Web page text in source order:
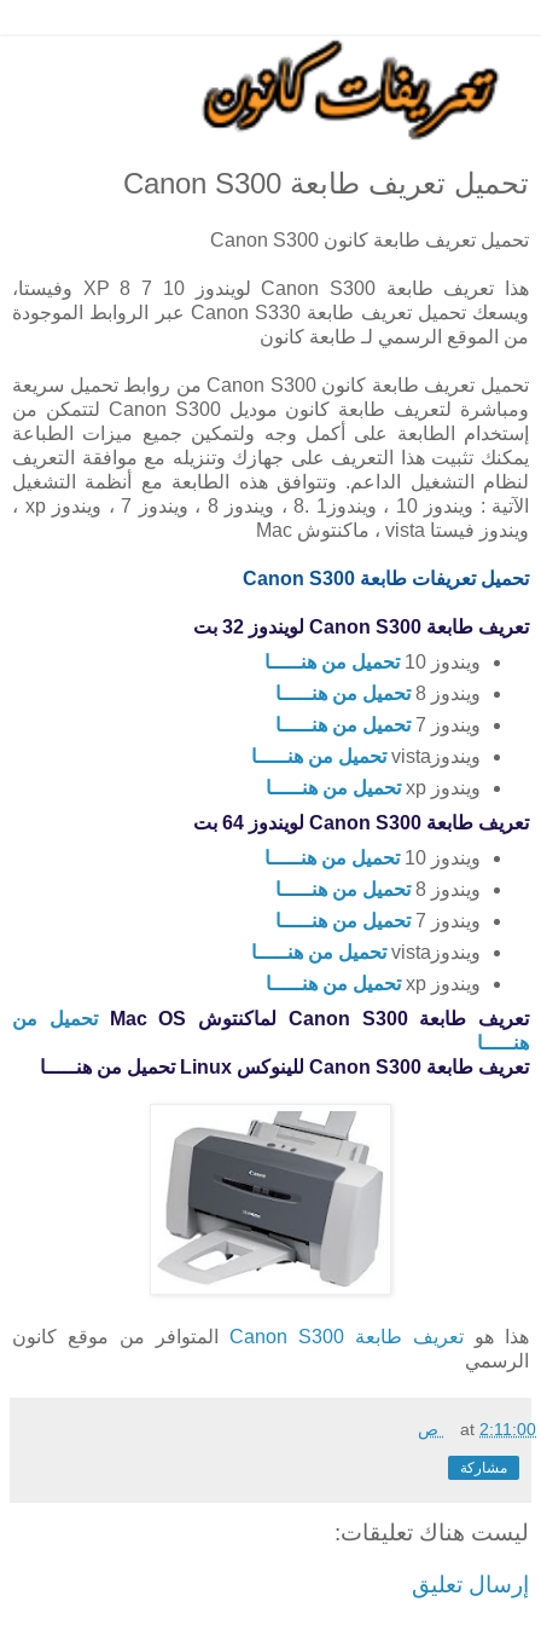
تحميل تعريف طابعة Canon S300
تحميل تعريف طابعة كانون Canon S300
هذا تعريف طابعة Canon S300 لويندوز 10 7 8 XP وفيستا،
ويسعك تحميل تعريف طابعة Canon S330 عبر الروابط الموجودة
من الموقع الرسمي لـ طابعة كانون
تحميل تعريف طابعة كانون Canon S300 من روابط تحميل سريعة
ومباشرة لتعريف طابعة كانون موديل Canon S300 لتتمكن من
إستخدام الطابعة على أكمل وجه ولتمكين جميع ميزات الطباعة
يمكنك تثبيت هذا التعريف على جهازك وتنزيله مع موافقة التعريف
لنظام التشغيل الداعم. وتتوافق هذه الطابعة مع أنظمة التشغيل
الآتية : ويندوز 10 ، ويندوز1 .8 ، ويندوز 8 ، ويندوز 7 ، ويندوز xp ،
ويندوز فيستا vista ، ماكنتوش Mac
تحميل تعريفات طابعة Canon S300
تعريف طابعة Canon S300 لويندوز 32 بت
ويندوز 10
تحميل من هنـــــا
ويندوز 8
تحميل من هنـــــا
ويندوز 7
تحميل من هنـــــا
ويندوزvista
تحميل من هنـــــا
ويندوز xp
تحميل من هنـــــا
تعريف طابعة Canon S300 لويندوز 64 بت
ويندوز 10
تحميل من هنـــــا
ويندوز 8
تحميل من هنـــــا
ويندوز 7
تحميل من هنـــــا
ويندوزvista
تحميل من هنـــــا
ويندوز xp
تحميل من هنـــــا
تعريف طابعة Canon S300 لماكنتوش Mac OS
تحميل من
هنـــــا
تعريف طابعة Canon S300 للينوكس Linux تحميل من هنـــــا
هذا هو تعريف طابعة Canon S300
المتوافر من موقع كانون
الرسمي
at 2:11:00 ص
مشاركة
ليست هناك تعليقات:
إرسال تعليق